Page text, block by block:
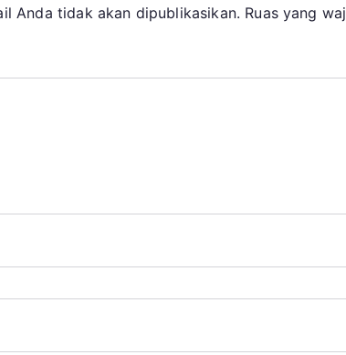
Anda tidak akan dipublikasikan. Ruas yang